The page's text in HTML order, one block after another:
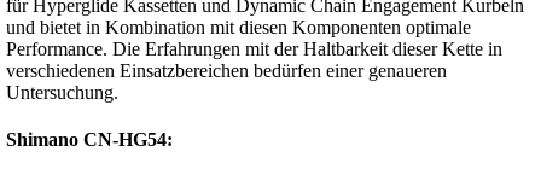
für Hyperglide Kassetten und Dynamic Chain Engagement Kurbeln
und bietet in Kombination mit diesen Komponenten optimale
Performance. Die Erfahrungen mit der Haltbarkeit dieser Kette in
verschiedenen Einsatzbereichen bedürfen einer genaueren
Untersuchung.
Shimano CN-HG54: